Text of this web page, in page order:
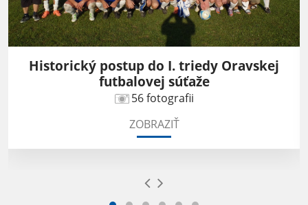
Historický postup do I. triedy Oravskej
futbalovej súťaže
56 fotografii
ZOBRAZIŤ